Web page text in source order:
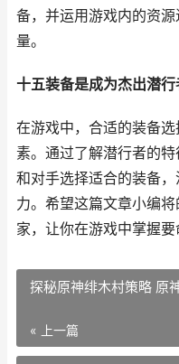
备，并运用游戏内的资
量。
十五装备是成为杰出潜
在游戏中，合适的装备
素。通过了解潜行者的
和对手选择适合的装备
力。希望这篇文章小编
家，让你在游戏中掌握要
探秘原神绯木村策略 原
« 上一篇